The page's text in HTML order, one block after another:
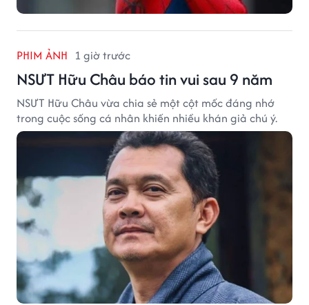
PHIM ẢNH 1 giờ trước
NSƯT Hữu Châu báo tin vui sau 9 năm
NSƯT Hữu Châu vừa chia sẻ một cột mốc đáng nhớ
trong cuộc sống cá nhân khiến nhiều khán giả chú ý.